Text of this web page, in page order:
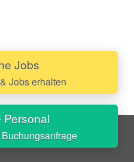
Personal
Jobs
Jobs erhalten